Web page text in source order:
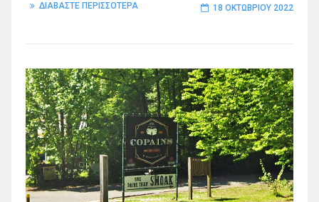
ΔΙΑΒΑΣΤΕ ΠΕΡΙΣΣΟΤΕΡΑ 18 ΟΚΤΩΒΡΊΟΥ 2022